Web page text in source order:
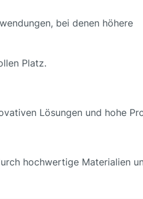
bei denen höhere
Platz.
Lösungen und hohe
hochwertige Materialien